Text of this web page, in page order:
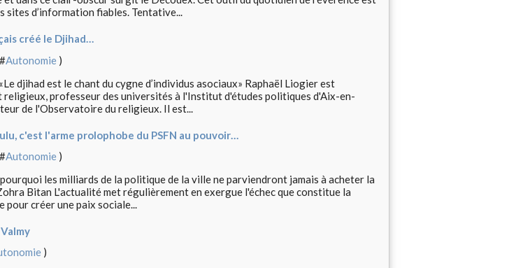
sites d’information fiables. Tentative...
créé le Djihad…
Autonomie )
djihad est le chant du cygne d’individus asociaux» Raphaël Liogier est
professeur des universités à l'Institut d'études politiques d'Aix-en-
de l'Observatoire du religieux. Il est...
c'est l'arme prolophobe du PSFN au pouvoir…
Autonomie )
les milliards de la politique de la ville ne parviendront jamais à acheter la
Bitan L'actualité met régulièrement en exergue l'échec que constitue la
pour créer une paix sociale...
)